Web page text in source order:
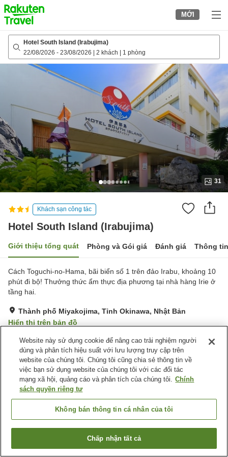
to
top
page
MỚI
Hotel South Island (Irabujima)
22/08/2026 - 23/08/2026 2 khách 1 phòng
31
Khách sạn công tác
Hotel South Island (Irabujima)
Giới thiệu tổng quát Phòng và Gói giá Đánh giá Thông
Cách Toguchi-no-Hama, bãi biển số 1 trên đảo Irabu, khoảng 10
phút đi bộ! Thưởng thức ẩm thực địa phương tại nhà hàng Irie ở
tầng hai.
Thành phố Miyakojima, Tỉnh Okinawa, Nhật Bản
Hiển thị trên bản đồ
Rất tốt Đánh giá:102 lượt
Tiện nghi chỗ nghỉ
Bãi đỗ xe
Nhà hàng
Lounge
Trang chủ Nhật Bản Tỉnh Okinawa
Thành phố Miyakojima
Hotel South Island (Irabujima)
Tìm phòng trống
Website này sử dụng cookie để nâng cao trải nghiệm người
dùng và phân tích hiệu suất với lưu lượng truy cập trên
website của chúng tôi. Chúng tôi cũng chia sẻ thông tin về
việc bạn sử dụng website của chúng tôi với các đối tác
mạng xã hội, quảng cáo và phân tích của chúng tôi. Chính
sách quyền riêng tư
Không bán thông tin cá nhân của tôi
Chấp nhận tất cả